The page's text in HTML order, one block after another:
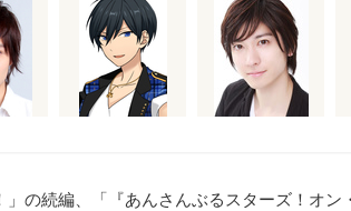
の続編、 「 『あんさんぶるスターズ！オン